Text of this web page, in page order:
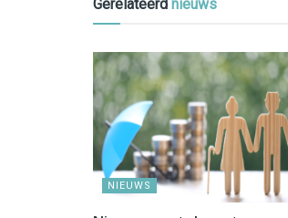
Gerelateerd nieuws
NIEUWS